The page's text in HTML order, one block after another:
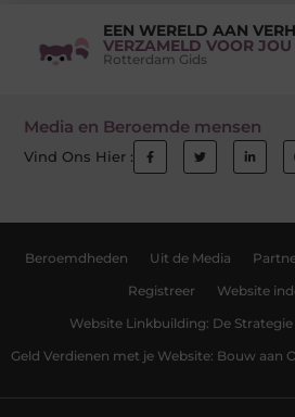
EEN WERELD AAN
VERZAMELD VOOR JOU
Rotterdam Gids
Media en Beroemde mensen
Vind Ons Hier :
Beroemdheden Uit de Media
Registreer Website
Website Linkbuilding: De
Geld Verdienen met je Website: Bouw